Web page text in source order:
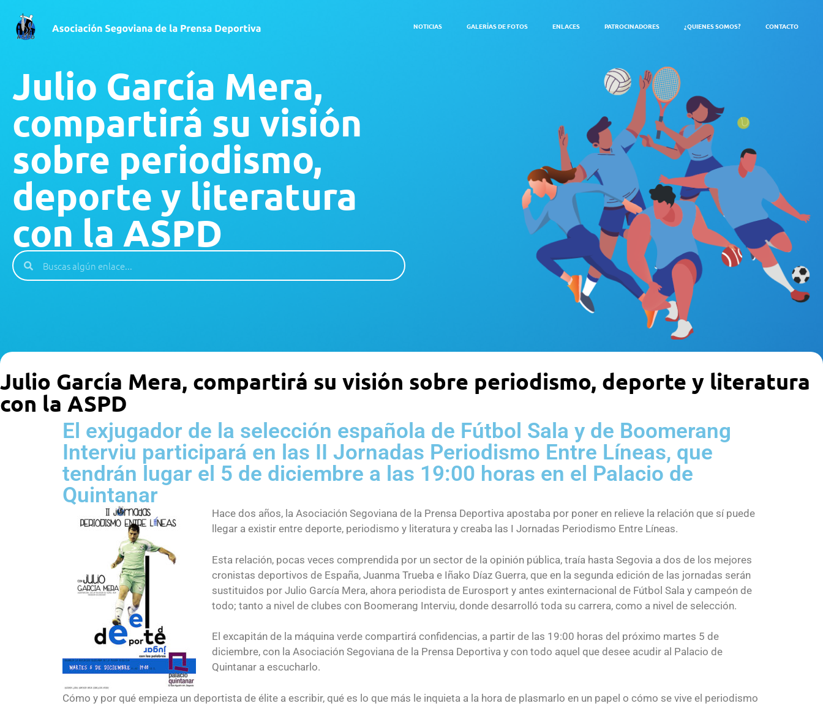
NOTICIAS GALERÍAS DE FOTOS ENLACES PATROCINADORES ¿QUIENES SOMOS? CONTACTO
Julio García Mera,
compartirá su visión
sobre periodismo,
deporte y literatura
con la ASPD
Julio García Mera, compartirá su visión sobre periodismo, deporte y literatura
con la ASPD
El exjugador de la selección española de Fútbol Sala y de Boomerang
Interviu participará en las II Jornadas Periodismo Entre Líneas, que
tendrán lugar el 5 de diciembre a las 19:00 horas en el Palacio de
Quintanar
Hace dos años, la Asociación Segoviana de la Prensa Deportiva apostaba por poner en relieve la relación que sí puede
llegar a existir entre deporte, periodismo y literatura y creaba las I Jornadas Periodismo Entre Líneas.
Esta relación, pocas veces comprendida por un sector de la opinión pública, traía hasta Segovia a dos de los mejores
cronistas deportivos de España, Juanma Trueba e Iñako Díaz Guerra, que en la segunda edición de las jornadas serán
sustituidos por Julio García Mera, ahora periodista de Eurosport y antes exinternacional de Fútbol Sala y campeón de
todo; tanto a nivel de clubes con Boomerang Interviu, donde desarrolló toda su carrera, como a nivel de selección.
El excapitán de la máquina verde compartirá confidencias, a partir de las 19:00 horas del próximo martes 5 de
diciembre, con la Asociación Segoviana de la Prensa Deportiva y con todo aquel que desee acudir al Palacio de
Quintanar a escucharlo.
Cómo y por qué empieza un deportista de élite a escribir, qué es lo que más le inquieta a la hora de plasmarlo en un papel o cómo se vive el periodismo